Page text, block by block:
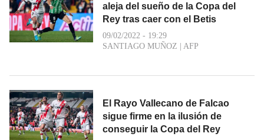
aleja del sueño de la Copa del
Rey tras caer con el Betis
09/02/2022 - 19:29
SANTIAGO MUÑOZ | AFP
El Rayo Vallecano de Falcao
sigue firme en la ilusión de
conseguir la Copa del Rey